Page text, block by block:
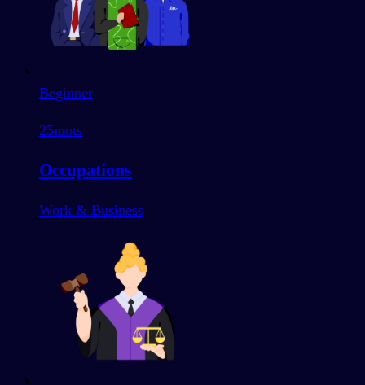
Beginner
25mots
Occupations
Work & Business